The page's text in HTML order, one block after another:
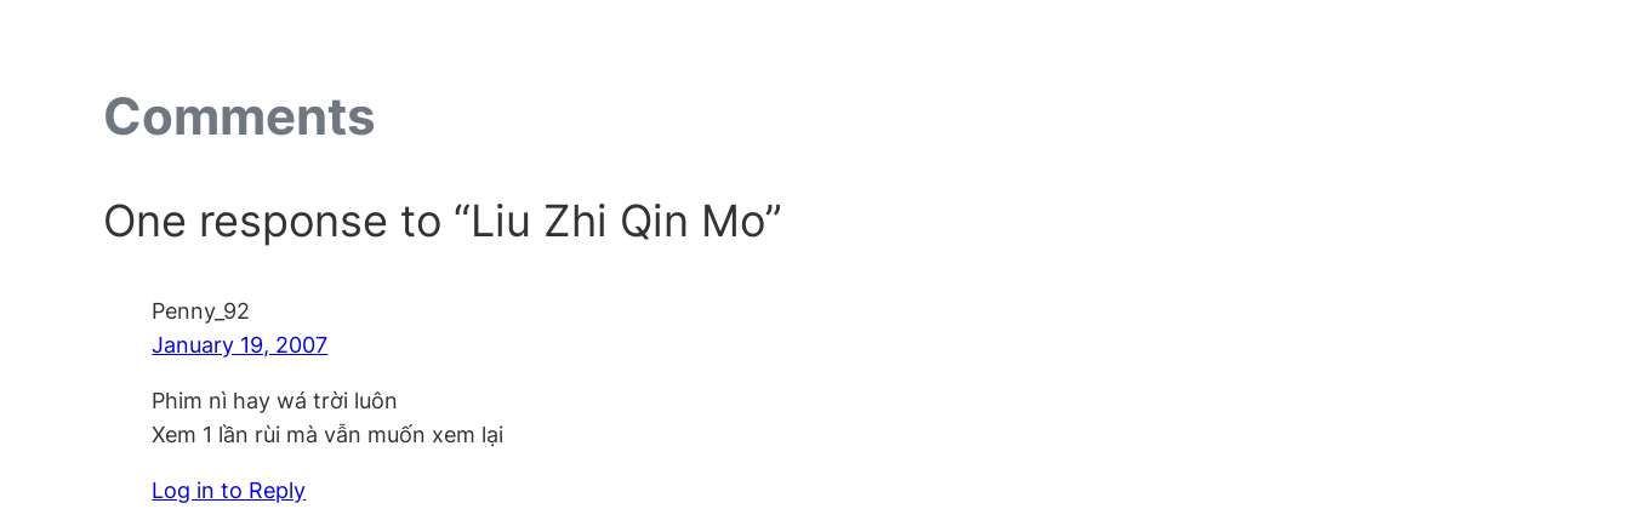
Comments
One response to “Liu Zhi Qin Mo”
Penny_92
January 19, 2007
Phim nì hay wá trời luôn
Xem 1 lần rùi mà vẫn muốn xem lại
Log in to Reply